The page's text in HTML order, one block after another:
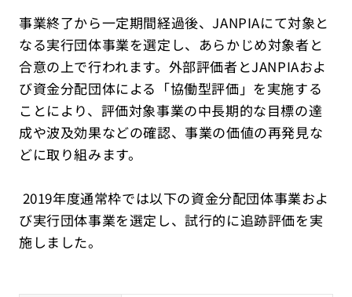
事業終了から一定期間経過後、JANPIAにて対象と
なる実行団体事業を選定し、あらかじめ対象者と
合意の上で行われます。外部評価者とJANPIAおよ
び資金分配団体による「協働型評価」を実施する
ことにより、評価対象事業の中長期的な目標の達
成や波及効果などの確認、事業の価値の再発見な
どに取り組みます。
2019年度通常枠では以下の資金分配団体事業およ
び実行団体事業を選定し、試行的に追跡評価を実
施しました。